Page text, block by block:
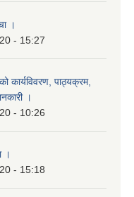
।
- 15:27
कार्यविवरण, पाठ्यक्रम,
।
- 10:26
।
- 15:18